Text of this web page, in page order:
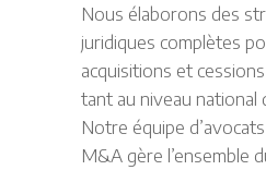
Nous élaborons des
juridiques complètes
acquisitions et cessions
tant au niveau national
Notre équipe
M&A gère l’ensemble